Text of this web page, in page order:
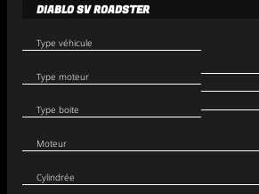
DIABLO SV ROADSTER
Type véhicule
Type moteur
Type boite
Moteur
Cylindrée